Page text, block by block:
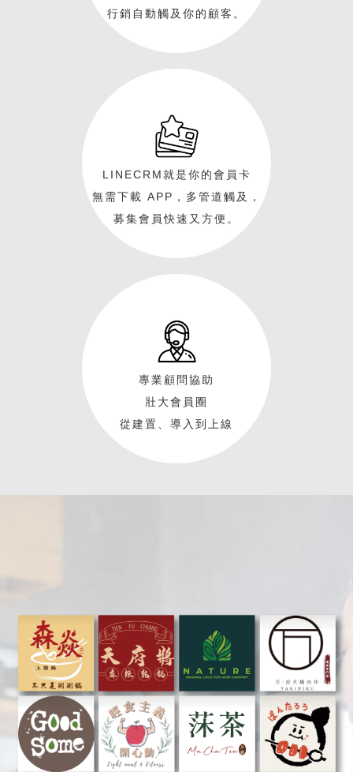
行銷自動觸及你的顧客。
LINECRM就是你的會員卡
無需下載 APP，多管道觸及，
募集會員快速又方便。
專業顧問協助
壯大會員圈
從建置、導入到上線